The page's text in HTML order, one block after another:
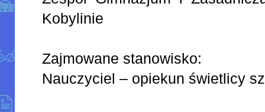
Kobylinie
Zajmowane stanowisko:
Nauczyciel – opiekun świetlicy